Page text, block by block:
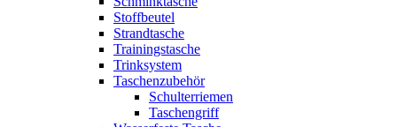
Stoffbeutel
Strandtasche
Trainingstasche
Trinksystem
Taschenzubehör
Schulterriemen
Taschengriff